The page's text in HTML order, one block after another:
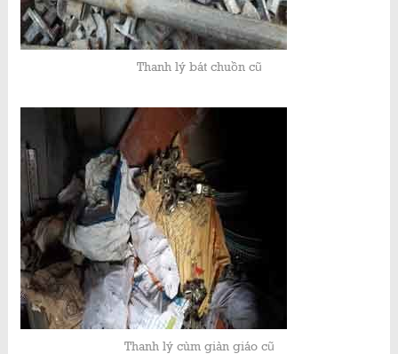
Thanh lý bát chuồn cũ
Thanh lý cùm giàn giáo cũ